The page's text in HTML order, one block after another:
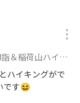
イキング🎵に参加
ハイキングがで
です😆